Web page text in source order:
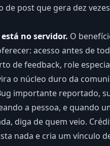
post que gera dez
no servidor. O
acesso antes de
de feedback, role
o núcleo duro da
importante reportado,
a pessoa, e quando
diga de quem veio.
nada e cria um vínculo